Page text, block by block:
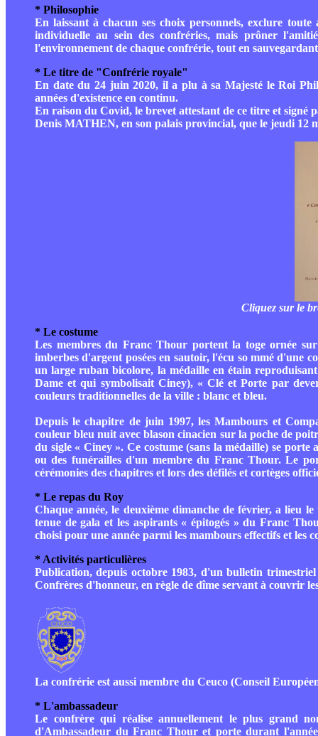
* Philosophie
En laissant à chacun ses choix personnels, exclure
individuelle au sein des confréries, mais prôner
l'environnement de chaque confrérie, tout en
* Le titre de "Confrérie royale"
En date du 24 juin 2020, il a plu à sa Majesté le Roi
années d'existence en continu.
En raison du Covid, le brevet attestant de ce titre et signé
Denis MATHEN, en son palais provincial, que le jeudi 12
Cliquez sur le
* Le costume
Les membres du Franc Thour portent la toge ornée
imberbes d'argent posées en sautoir, l'écu so mmé d'une
un large ruban bicolore, la médaille en étain
Dame et qui symbolisait Ciney), « Clé et Porte par
couleurs traditionnelles de la ville : blanc et bleu.
Depuis le chapitre de juin 1997, les Mambours et
couleur bleu nuit avec blason cinacien sur la poche de
du sigle « Ciney ». Ce costume (sans la médaille) se
ou des funérailles d'un membre du Franc Thour. Le
cérémonies des chapitres et lors des défilés et cortèges
* Le repas du Roy
Chaque année, le deuxième dimanche de février, a lieu
tenue de gala et les aspirants « épitogés » du Franc
choisi pour une année parmi les mambours effectifs et les
* Activités particulières
Publication, depuis octobre 1983, d'un bulletin
Confrères d'honneur, en règle de dîme servant à couvrir
La confrérie est aussi membre du Ceuco (Conseil
* L'ambassadeur
Le confrère qui réalise annuellement le plus grand
d'Ambassadeur du Franc Thour et porte durant